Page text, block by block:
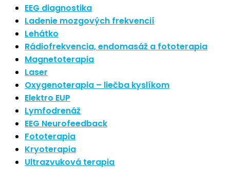
EEG diagnostika
Ladenie mozgových frekvencií
Lehátko
Rádiofrekvencia, endomasáž a fototerapia
Magnetoterapia
Laser
Oxygenoterapia – liečba kyslíkom
Elektro EUP
Lymfodrenáž
EEG Neurofeedback
Fototerapia
Kryoterapia
Ultrazvuková terapia
Nové polarizované svetlo
So psoriázou netreba žiť
Rozšírenie služieb
Hudba a vývoj mozgu
Najnovšie komentáre
Žiadne komentáre na zobrazenie.
Archív
september 2021
apríl 2021
august 2020